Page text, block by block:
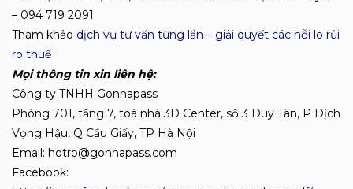
– 094 719 2091
Tham khảo dịch vụ tư vấn từng lần – giải quyết các nỗi lo rủi
ro thuế
Mọi thông tin xin liên hệ:
Công ty TNHH Gonnapass
Phòng 701, tầng 7, toà nhà 3D Center, số 3 Duy Tân, P Dịch
Vọng Hậu, Q Cầu Giấy, TP Hà Nội
Email: hotro@gonnapass.com
Facebook: